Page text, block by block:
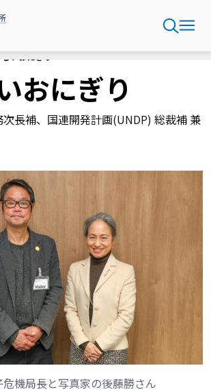
おにぎり
長補、国連開発計画(UNDP) 総裁補 兼
機局長と写真家の後藤勝さん